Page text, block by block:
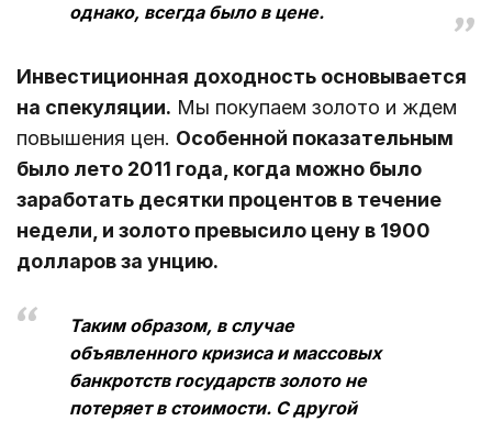
однако, всегда было в цене.
Инвестиционная доходность основывается
на спекуляции. Мы покупаем золото и ждем
повышения цен. Особенной показательным
было лето 2011 года, когда можно было
заработать десятки процентов в течение
недели, и золото превысило цену в 1900
долларов за унцию.
Таким образом, в случае
объявленного кризиса и массовых
банкротств государств золото не
потеряет в стоимости. С другой